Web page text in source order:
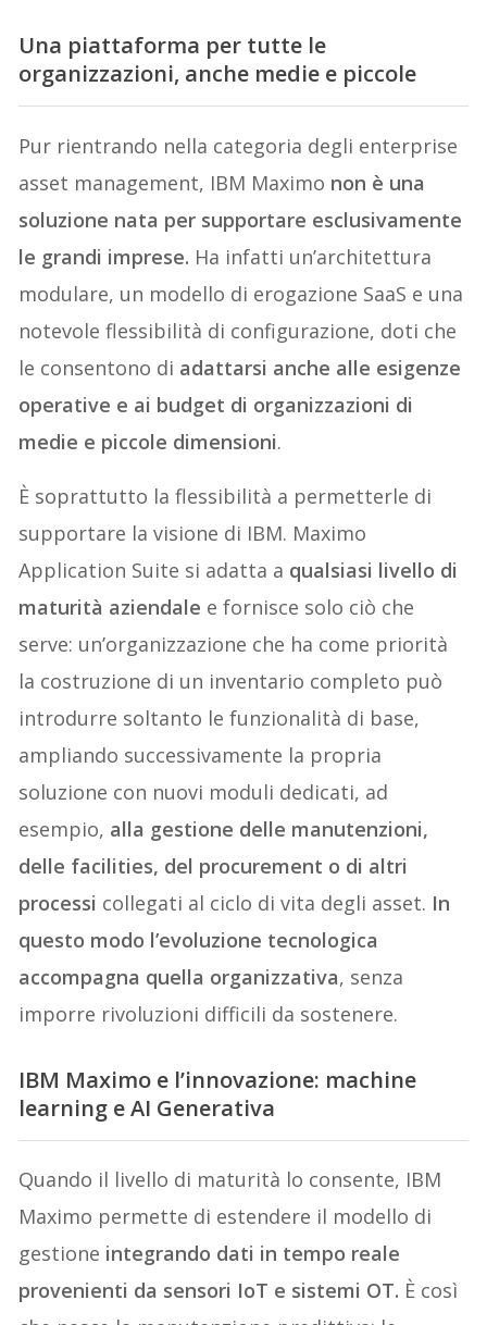
Una piattaforma per tutte le
organizzazioni, anche medie e piccole
Pur rientrando nella categoria degli enterprise
asset management, IBM Maximo non è una
soluzione nata per supportare esclusivamente
le grandi imprese. Ha infatti un’architettura
modulare, un modello di erogazione SaaS e una
notevole flessibilità di configurazione, doti che
le consentono di adattarsi anche alle esigenze
operative e ai budget di organizzazioni di
medie e piccole dimensioni.
È soprattutto la flessibilità a permetterle di
supportare la visione di IBM. Maximo
Application Suite si adatta a qualsiasi livello di
maturità aziendale e fornisce solo ciò che
serve: un’organizzazione che ha come priorità
la costruzione di un inventario completo può
introdurre soltanto le funzionalità di base,
ampliando successivamente la propria
soluzione con nuovi moduli dedicati, ad
esempio, alla gestione delle manutenzioni,
delle facilities, del procurement o di altri
processi collegati al ciclo di vita degli asset. In
questo modo l’evoluzione tecnologica
accompagna quella organizzativa, senza
imporre rivoluzioni difficili da sostenere.
IBM Maximo e l’innovazione: machine
learning e AI Generativa
Quando il livello di maturità lo consente, IBM
Maximo permette di estendere il modello di
gestione integrando dati in tempo reale
provenienti da sensori IoT e sistemi OT. È così